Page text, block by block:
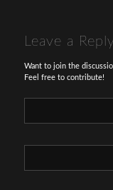
Leave a Reply
Want to join the
Feel free to contribute!